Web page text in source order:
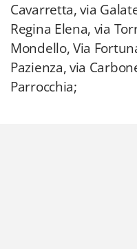
Cavarretta, via
Regina Elena, via
Mondello, Via
Pazienza, via
Parrocchia;